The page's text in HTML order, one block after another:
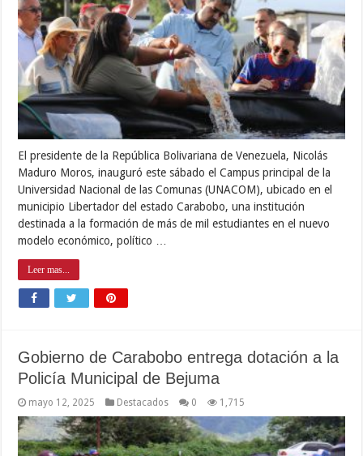
El presidente de la República Bolivariana de Venezuela, Nicolás
Maduro Moros, inauguró este sábado el Campus principal de la
Universidad Nacional de las Comunas (UNACOM), ubicado en el
municipio Libertador del estado Carabobo, una institución
destinada a la formación de más de mil estudiantes en el nuevo
modelo económico, político …
Leer mas...
Gobierno de Carabobo entrega dotación a la
Policía Municipal de Bejuma
mayo 12, 2025 Destacados 0 1,715